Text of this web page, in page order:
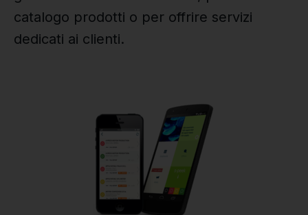
catalogo prodotti o per offrire servizi
dedicati ai clienti.